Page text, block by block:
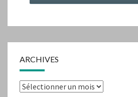
ARCHIVES
Archives